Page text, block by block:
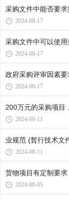
采购文件中能否要
2024-08-17
采购文件中可以使
2024-08-17
政府采购评审因素
2024-08-17
200万元的采购项目
2024-08-11
业规范 (暂行技术文
2024-08-11
货物项目有定制要
2024-08-05